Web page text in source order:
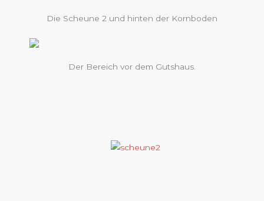
Die Scheune 2 und hinten der Kornboden
Der Bereich vor dem Gutshaus.